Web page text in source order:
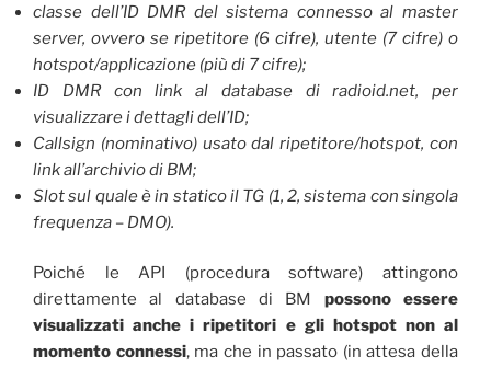
classe dell’ID DMR del sistema connesso al master
server, ovvero se ripetitore (6 cifre), utente (7 cifre) o
hotspot/applicazione (più di 7 cifre);
ID DMR con link al database di radioid.net, per
visualizzare i dettagli dell’ID;
Callsign (nominativo) usato dal ripetitore/hotspot, con
link all’archivio di BM;
Slot sul quale è in statico il TG (1, 2, sistema con singola
frequenza – DMO).
Poiché le API (procedura software) attingono
direttamente al database di BM possono essere
visualizzati anche i ripetitori e gli hotspot non al
momento connessi, ma che in passato (in attesa della